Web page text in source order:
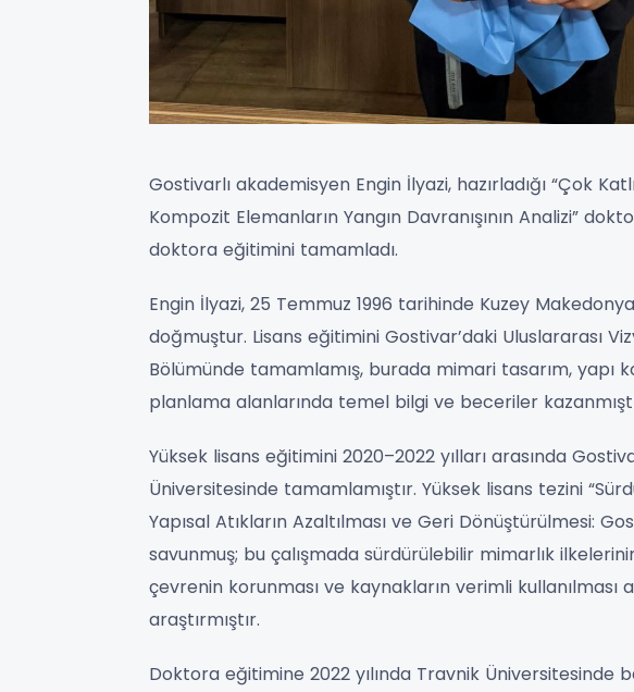
Gostivarlı akademisyen Engin İlyazi, hazırladığı “Çok
Kompozit Elemanların Yangın Davranışının Analizi”
doktora eğitimini tamamladı.
Engin İlyazi, 25 Temmuz 1996 tarihinde Kuzey
doğmuştur. Lisans eğitimini Gostivar’daki Uluslararası
Bölümünde tamamlamış, burada mimari tasarım, yapı
planlama alanlarında temel bilgi ve beceriler
Yüksek lisans eğitimini 2020–2022 yılları arasında
Üniversitesinde tamamlamıştır. Yüksek lisans tezini
Yapısal Atıkların Azaltılması ve Geri Dönüştürülmesi:
savunmuş; bu çalışmada sürdürülebilir mimarlık
çevrenin korunması ve kaynakların verimli kullanılması
araştırmıştır.
Doktora eğitimine 2022 yılında Travnik Üniversitesinde